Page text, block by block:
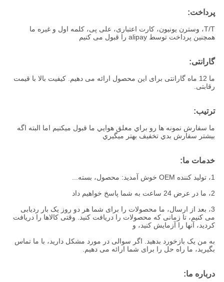
پرداخت:
T/T، وسترن یونیون، کارت اعتباری، علی پی، کلمه اول و غیره ما
همچنین پرداخت توسط alipay را قبول می کنیم
گارانتی:
ما 12 ماه گارانتی برای این محصول ارائه می دهیم. کیفیت بالا با قیمت
رقابتی.
ترتيب:
ما سفارش نمونه ها رو براي معلق هوايي ما قبول ميکنيم اما البته اگه
بيشتر سفارش بدي تخفيف بهتر ميگيري
خدمات ما:
1، توليد کننده OEM خوش آمديد: محصول، بسته...
2، ما در عرض 24 ساعت به شما پاسخ خواهیم داد
3، بعد از ارسال، ما محصولات را برای شما هر دو روز یک بار ردیابی
می کنیم، تا زمانی که محصولات را دریافت کنید. وقتی کالاها را دریافت
کردید، آنها را آزمایش کنید، و
به من یک بازخورد بدهید. اگر سوالی در مورد مشکل دارید، با ما تماس
بگیرید، ما راه حل را برای شما ارائه می دهیم.
درباره ما: